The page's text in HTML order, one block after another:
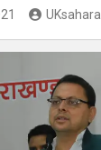
UKsahara